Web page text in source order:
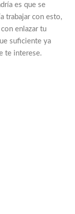
es que se
trabajar con esto,
enlazar tu
suficiente ya
te interese.